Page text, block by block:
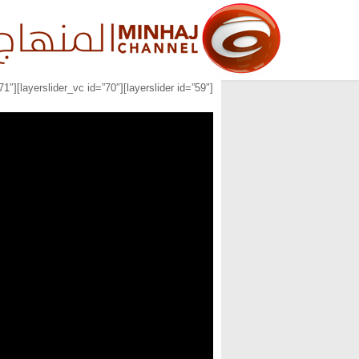
[layerslider id=”59″][layerslider_vc id=”70″][layerslider_vc id=”71″]